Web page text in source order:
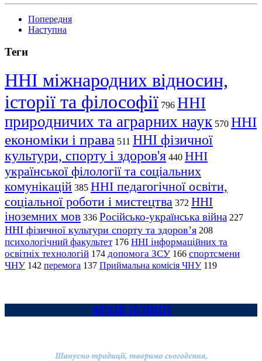
Попередня
Наступна
Теги
ННІ міжнародних відносин,
історії та філософії 796 ННІ
природничих та аграрних наук 570 ННІ
економіки і права 511 ННІ фізичної
культури, спорту і здоров'я 440 ННІ
української філології та соціальних
комунікацій 385 ННІ педагогічної освіти,
соціальної роботи і мистецтва 372 ННІ
іноземних мов 336 Російсько-українська війна 227
ННІ фізичної культури спорту та здоров’я 208
психологічний факультет 176 ННІ інформаційних та
освітніх технологій 174 допомога ЗСУ 166 спортсмени
ЧНУ 142 перемога 137 Приймальна комісія ЧНУ 119
АРХІВ НОВИН